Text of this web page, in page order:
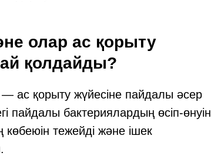
олар ас қорыту
қолдайды?
ас қорыту жүйесіне пайдалы әсер
пайдалы бактериялардың өсіп-өнуін
көбеюін тежейді және ішек